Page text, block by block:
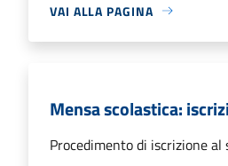
VAI ALLA PAGINA
Mensa scolastica:
Procedimento di iscrizione al